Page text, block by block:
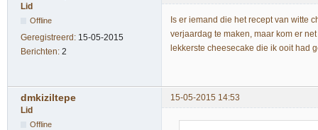
Lid
Offline
Geregistreerd: 15-05-2015
Berichten: 2
Is er iemand die het recept van witte
verjaardag te maken, maar kom er
lekkerste cheesecake die ik ooit had
dmkiziltepe
15-05-2015 14:53
Lid
Offline